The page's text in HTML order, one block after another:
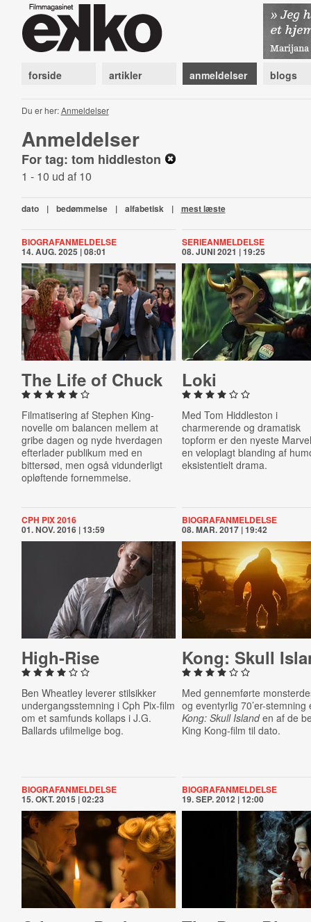
forside artikler anmeldelser blogs
Du er her:Anmeldelser
Anmeldelser
For tag: tom hiddleston
1 - 10 ud af 10
dato | bedømmelse | alfabetisk | mest læste
BIOGRAFANMELDELSE
14. AUG. 2025 | 08:01
The Life of Chuck
Filmatisering af Stephen King-
novelle om balancen mellem at
gribe dagen og nyde hverdagen
efterlader publikum med en
bittersød, men også vidunderligt
opløftende fornemmelse.
SERIEANMELDELSE
08. JUNI 2021 | 19:25
Loki
Med Tom Hiddleston i
charmerende og dramatisk
topform er den nyeste
en veloplagt blanding af
eksistentielt drama.
CPH PIX 2016
01. NOV. 2016 | 13:59
High-Rise
Ben Wheatley leverer stilsikker
undergangsstemning i Cph Pix-film
om et samfunds kollaps i J.G.
Ballards ufilmelige bog.
BIOGRAFANMELDELSE
08. MAR. 2017 | 19:42
Kong: Skull
Med gennemførte
og eventyrlig 70’er-stemning
Kong: Skull Islanden af de
King Kong-film til dato.
BIOGRAFANMELDELSE
15. OKT. 2015 | 02:23
BIOGRAFANMELDELSE
19. SEP. 2012 | 12:00